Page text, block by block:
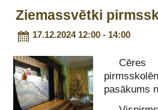
Ziemassvētki
17.12.2024 12:00 - 14:00
pasākums